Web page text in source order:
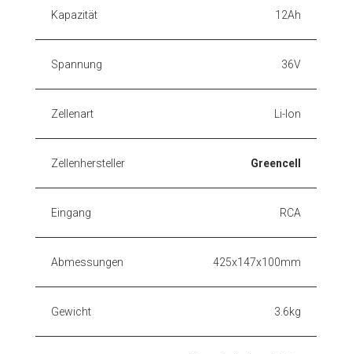
Kapazität 12Ah
Spannung 36V
Zellenart Li-Ion
Zellenhersteller Greencell
Eingang RCA
Abmessungen 425x147x100mm
Gewicht 3.6kg